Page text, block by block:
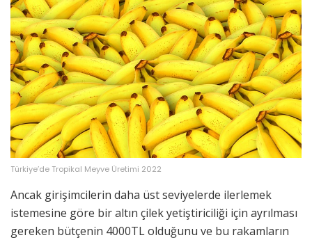
Türkiye’de Tropikal Meyve Üretimi 2022
Ancak girişimcilerin daha üst seviyelerde ilerlemek
istemesine göre bir altın çilek yetiştiriciliği için ayrılması
gereken bütçenin 4000TL olduğunu ve bu rakamların